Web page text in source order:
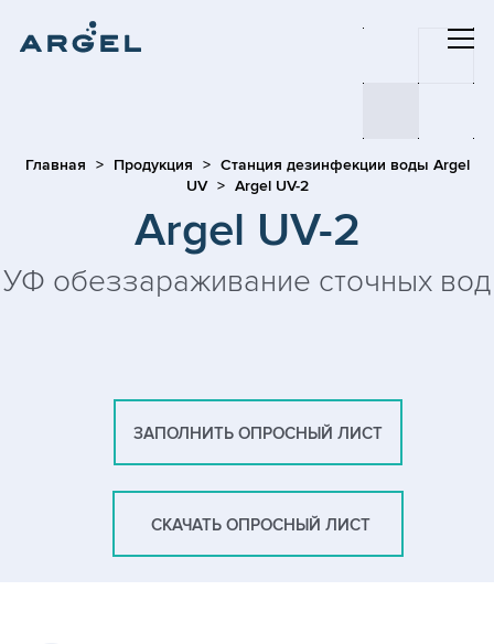
Главная Продукция
Станция дезинфекции воды Argel
UV
Argel UV-2
Argel UV-2
УФ обеззараживание сточных вод
ЗАПОЛНИТЬ ОПРОСНЫЙ ЛИСТ
СКАЧАТЬ ОПРОСНЫЙ ЛИСТ